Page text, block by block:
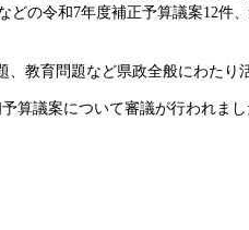
の令和7年度補正予算議案12件
教育問題など県政全般にわたり
算議案について審議が行われまし